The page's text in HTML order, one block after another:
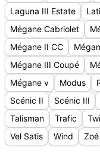
Laguna III Estate
Mégane Cabriolet
Mégane II CC
Mégane III Coupé
Mégane v
Modus
Scénic II
Scénic III
Talisman
Trafic
Vel Satis
Wind Zoé